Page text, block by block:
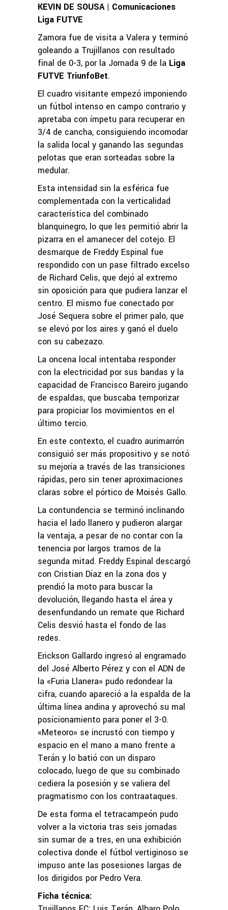
KEVIN DE SOUSA | Comunicaciones
Liga FUTVE
Zamora fue de visita a Valera y terminó
goleando a Trujillanos con resultado
final de 0-3, por la Jornada 9 de la Liga
FUTVE TriunfoBet.
El cuadro visitante empezó imponiendo
un fútbol intenso en campo contrario y
apretaba con ímpetu para recuperar en
3/4 de cancha, consiguiendo incomodar
la salida local y ganando las segundas
pelotas que eran sorteadas sobre la
medular.
Esta intensidad sin la esférica fue
complementada con la verticalidad
característica del combinado
blanquinegro, lo que les permitió abrir la
pizarra en el amanecer del cotejo. El
desmarque de Freddy Espinal fue
respondido con un pase filtrado excelso
de Richard Celis, que dejó al extremo
sin oposición para que pudiera lanzar el
centro. El mismo fue conectado por
José Sequera sobre el primer palo, que
se elevó por los aires y ganó el duelo
con su cabezazo.
La oncena local intentaba responder
con la electricidad por sus bandas y la
capacidad de Francisco Bareiro jugando
de espaldas, que buscaba temporizar
para propiciar los movimientos en el
último tercio.
En este contexto, el cuadro aurimarrón
consiguió ser más propositivo y se notó
su mejoría a través de las transiciones
rápidas, pero sin tener aproximaciones
claras sobre el pórtico de Moisés Gallo.
La contundencia se terminó inclinando
hacia el lado llanero y pudieron alargar
la ventaja, a pesar de no contar con la
tenencia por largos tramos de la
segunda mitad. Freddy Espinal descargó
con Cristian Díaz en la zona dos y
prendió la moto para buscar la
devolución, llegando hasta el área y
desenfundando un remate que Richard
Celis desvió hasta el fondo de las
redes.
Erickson Gallardo ingresó al engramado
del José Alberto Pérez y con el ADN de
la «Furia Llanera» pudo redondear la
cifra, cuando apareció a la espalda de la
última línea andina y aprovechó su mal
posicionamiento para poner el 3-0.
«Meteoro» se incrustó con tiempo y
espacio en el mano a mano frente a
Terán y lo batió con un disparo
colocado, luego de que su combinado
cediera la posesión y se valiera del
pragmatismo con los contraataques.
De esta forma el tetracampeón pudo
volver a la victoria tras seis jornadas
sin sumar de a tres, en una exhibición
colectiva donde el fútbol vertiginoso se
impuso ante las posesiones largas de
los dirigidos por Pedro Vera.
Ficha técnica: